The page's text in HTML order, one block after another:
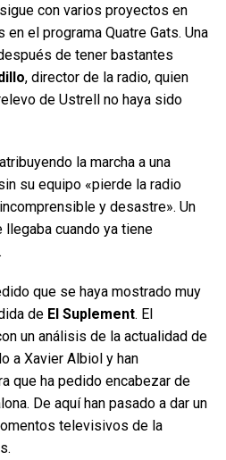
con varios proyectos en
el programa Quatre Gats. Una
de tener bastantes
, director de la radio, quien
de Ustrell no haya sido
la marcha a una
su equipo «pierde la radio
y desastre». Un
llegaba cuando ya tiene
.
que se haya mostrado muy
de El Suplement. El
un análisis de la actualidad de
a Xavier Albiol y han
que ha pedido encabezar de
De aquí han pasado a dar un
televisivos de la